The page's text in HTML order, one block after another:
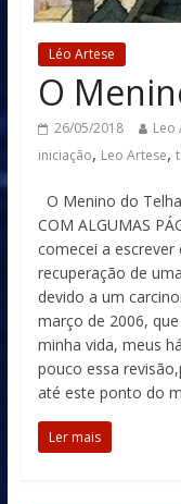
Léo Artese
O
26/05/2018 Leo
iniciação, Leo Artese,
O Menino do
COM ALGUMAS
comecei a
recuperação de
devido a um
março de 2006,
minha vida, meus
pouco essa
até este ponto do
Ler mais